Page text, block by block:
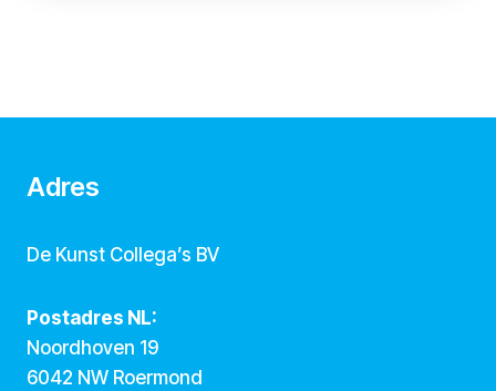
Adres
De Kunst Collega’s BV
Postadres NL:
Noordhoven 19
6042 NW Roermond